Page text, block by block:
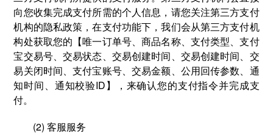
向您收集完成支付所需的个人信息，请您关注第三方支付
机构的隐私政策，在支付功能下，我们会从第三方支付机
构处获取您的【唯一订单号、商品名称、支付类型、支付
宝交易号、交易状态、交易创建时间、交易创建时间、交
易关闭时间、支付宝账号、交易金额、公用回传参数、通
知时间、通知校验ID】，来确认您的支付指令并完成支
付。
(2) 客服服务